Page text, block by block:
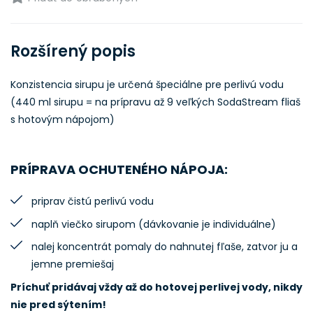
Rozšírený popis
Konzistencia sirupu je určená špeciálne pre perlivú vodu
(440 ml sirupu = na prípravu až 9 veľkých SodaStream fliaš
s hotovým nápojom)
PRÍPRAVA OCHUTENÉHO NÁPOJA:
priprav čistú perlivú vodu
naplň viečko sirupom (dávkovanie je individuálne)
nalej koncentrát pomaly do nahnutej fľaše, zatvor ju a
jemne premiešaj
Príchuť pridávaj vždy až do hotovej perlivej vody, nikdy
nie pred sýtením!